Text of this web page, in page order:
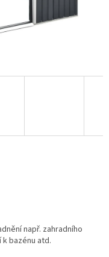
např. zahradního
bazénu atd.